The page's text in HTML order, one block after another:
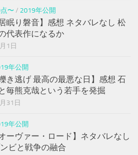
〜 / 2019年公開
眠り磐音】感想 ネタバレなし 松
代表作になるか
1日
年公開
き逃げ 最高の最悪な日】感想 石
毎熊克哉という若手を発掘
31日
年公開
ーヴァー・ロード】ネタバレなし
ビと戦争の融合